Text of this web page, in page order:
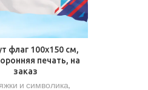
флаг 100х150 см,
печать, на
заказ
и символика,